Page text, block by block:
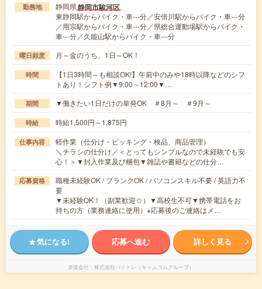
勤務地 静岡県静岡市駿河区
東静岡駅からバイク・車---分／安倍川駅からバイク・車---分
／用宗駅からバイク・車---分／県総合運動場駅からバイク・
車---分／久能山駅からバイク・車---分
曜日頻度 月～金のうち、1日～OK！
時間
【1日3時間～も相談OK!】午前中のみや18時以降などのシフ
トあり！シフト例▼9:00～12:00▼…
期間 ▼働きたい1日だけの単発OK ＃8月～ ＃9月～
時給 時給1,500円～1,875円
仕事内容
軽作業（仕分け・ピッキング・検品、商品管理）
＼チラシの仕分け／＜とってもシンプルなので未経験でも安
心！＞▼封入作業及び梱包▼雑誌や書籍などの仕分…
応募資格
職種未経験OK / ブランクOK / パソコンスキル不要 / 英語力不
要
▼未経験OK！（副業歓迎☆）▼高校生不可▼携帯電話をお
持ちの方（業務連絡に使用）※応募後のご連絡はメ…
気になる! 応募へ進む 詳しく見る
派遣会社 株式会社バイトレ（キャムコムグループ）